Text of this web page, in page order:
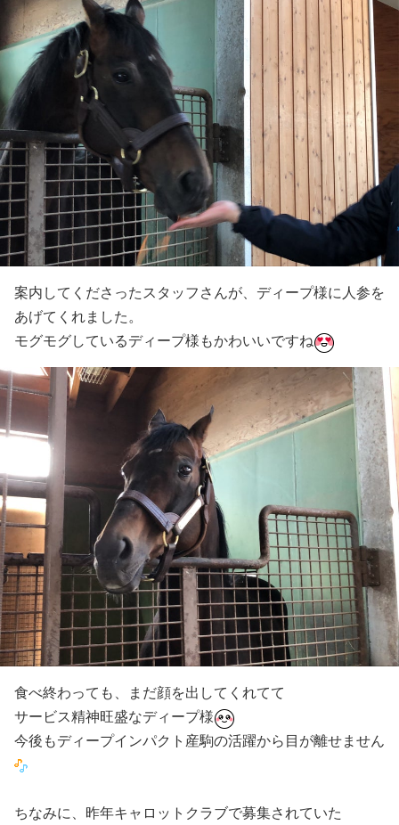
案内してくださったスタッフさんが、ディープ様に人参を
あげてくれました。
モグモグしているディープ様もかわいいですね
食べ終わっても、まだ顔を出してくれてて
サービス精神旺盛なディープ様
今後もディープインパクト産駒の活躍から目が離せません
ちなみに、昨年キャロットクラブで募集されていた